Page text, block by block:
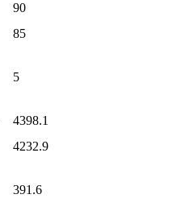
90
85
5
4398.1
4232.9
391.6